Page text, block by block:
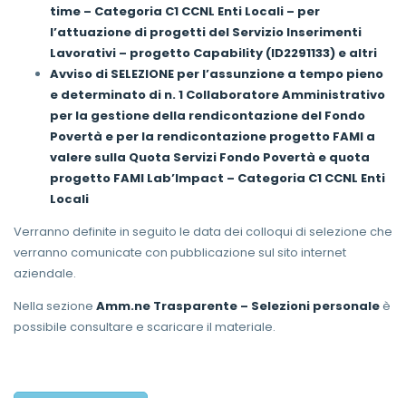
time – Categoria C1 CCNL Enti Locali – per
l’attuazione di progetti del Servizio Inserimenti
Lavorativi – progetto Capability (ID2291133) e altri
Avviso di SELEZIONE per l’assunzione a tempo pieno
e determinato di n. 1 Collaboratore Amministrativo
per la gestione della rendicontazione del Fondo
Povertà e per la rendicontazione progetto FAMI a
valere sulla Quota Servizi Fondo Povertà e quota
progetto FAMI Lab’Impact – Categoria C1 CCNL Enti
Locali
Verranno definite in seguito le data dei colloqui di selezione che
verranno comunicate con pubblicazione sul sito internet
aziendale.
Nella sezione Amm.ne Trasparente – Selezioni personaleè
possibile consultare e scaricare il materiale.